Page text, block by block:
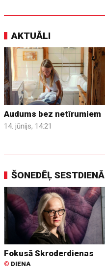
AKTUĀLI
Audums bez netīrumiem
14. jūnijs, 14:21
ŠONEDĒĻ SESTDIENĀ
Fokusā Skroderdienas
© DIENA